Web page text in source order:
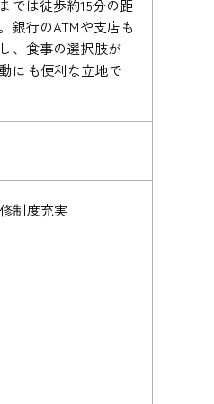
では徒歩約15分の距
銀行のATMや支店も
、食事の選択肢が
にも便利な立地で
制度充実